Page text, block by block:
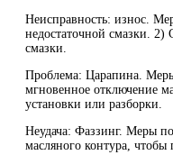
Неисправность: износ.
недостаточной смазки. 2)
смазки.
Проблема: Царапина.
мгновенное отключение
установки или разборки.
Неудача: Фаззинг. Меры
масляного контура, чтобы